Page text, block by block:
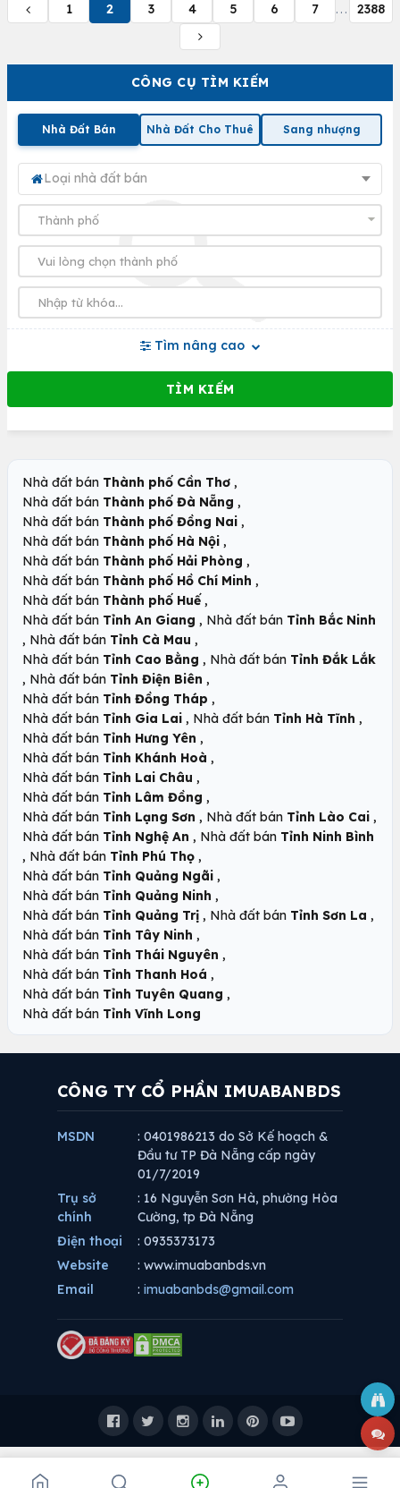
CÔNG CỤ TÌM KIẾM
Nhà Đất Bán Nhà Đất Cho Thuê Sang nhượng
Loại nhà đất bán
Tìm nâng cao
1 2 3 4 5 6 7 ... 2388
Nhà đất bán Thành phố Cần Thơ ,
Nhà đất bán Thành phố Đà Nẵng ,
Nhà đất bán Thành phố Đồng Nai ,
Nhà đất bán Thành phố Hà Nội ,
Nhà đất bán Thành phố Hải Phòng ,
Nhà đất bán Thành phố Hồ Chí Minh ,
Nhà đất bán Thành phố Huế ,
Nhà đất bán Tỉnh An Giang , Nhà đất bán Tỉnh Bắc Ninh
, Nhà đất bán Tỉnh Cà Mau ,
Nhà đất bán Tỉnh Cao Bằng , Nhà đất bán Tỉnh Đắk Lắk
, Nhà đất bán Tỉnh Điện Biên ,
Nhà đất bán Tỉnh Đồng Tháp ,
Nhà đất bán Tỉnh Gia Lai , Nhà đất bán Tỉnh Hà Tĩnh ,
Nhà đất bán Tỉnh Hưng Yên ,
Nhà đất bán Tỉnh Khánh Hoà ,
Nhà đất bán Tỉnh Lai Châu ,
Nhà đất bán Tỉnh Lâm Đồng ,
Nhà đất bán Tỉnh Lạng Sơn , Nhà đất bán Tỉnh Lào Cai ,
Nhà đất bán Tỉnh Nghệ An , Nhà đất bán Tỉnh Ninh Bình
, Nhà đất bán Tỉnh Phú Thọ ,
Nhà đất bán Tỉnh Quảng Ngãi ,
Nhà đất bán Tỉnh Quảng Ninh ,
Nhà đất bán Tỉnh Quảng Trị , Nhà đất bán Tỉnh Sơn La ,
Nhà đất bán Tỉnh Tây Ninh ,
Nhà đất bán Tỉnh Thái Nguyên ,
Nhà đất bán Tỉnh Thanh Hoá ,
Nhà đất bán Tỉnh Tuyên Quang ,
Nhà đất bán Tỉnh Vĩnh Long
CÔNG TY CỔ PHẦN IMUABANBDS
MSDN
: 0401986213 do Sở Kế hoạch &
Đầu tư TP Đà Nẵng cấp ngày
01/7/2019
Trụ sở
chính
: 16 Nguyễn Sơn Hà, phường Hòa
Cường, tp Đà Nẵng
Điện thoại
: 0935373173
Website
: www.imuabanbds.vn
Email
: imuabanbds@gmail.com